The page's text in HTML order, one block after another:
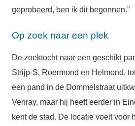
geprobeerd, ben ik dit begonnen.”
Op zoek naar een plek
De zoektocht naar een geschikt
Strijp-S, Roermond en Helmond,
een pand in de Dommelstraat
Venray, maar hij heeft eerder in
kent de stad. De locatie voelt voor